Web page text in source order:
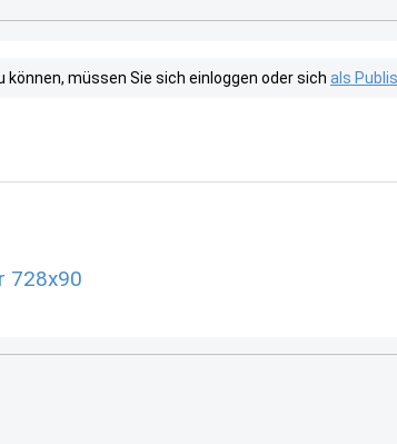
müssen Sie sich einloggen oder sich als
728x90